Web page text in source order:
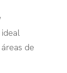
de